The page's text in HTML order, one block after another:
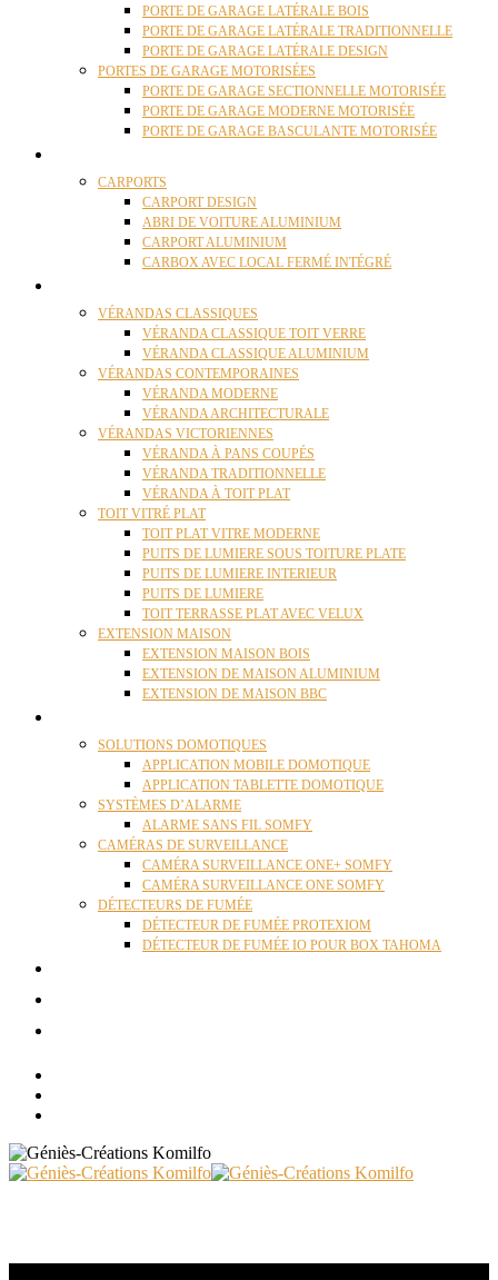
PORTE DE GARAGE LATÉRALE BOIS
PORTE DE GARAGE LATÉRALE TRADITIONNELLE
PORTE DE GARAGE LATÉRALE DESIGN
PORTES DE GARAGE MOTORISÉES
PORTE DE GARAGE SECTIONNELLE MOTORISÉE
PORTE DE GARAGE MODERNE MOTORISÉE
PORTE DE GARAGE BASCULANTE MOTORISÉE
CARPORTS
CARPORT DESIGN
ABRI DE VOITURE ALUMINIUM
CARPORT ALUMINIUM
CARBOX AVEC LOCAL FERMÉ INTÉGRÉ
VÉRANDAS CLASSIQUES
VÉRANDA CLASSIQUE TOIT VERRE
VÉRANDA CLASSIQUE ALUMINIUM
VÉRANDAS CONTEMPORAINES
VÉRANDA MODERNE
VÉRANDA ARCHITECTURALE
VÉRANDAS VICTORIENNES
VÉRANDA À PANS COUPÉS
VÉRANDA TRADITIONNELLE
VÉRANDA À TOIT PLAT
TOIT VITRÉ PLAT
TOIT PLAT VITRE MODERNE
PUITS DE LUMIERE SOUS TOITURE PLATE
PUITS DE LUMIERE INTERIEUR
PUITS DE LUMIERE
TOIT TERRASSE PLAT AVEC VELUX
EXTENSION MAISON
EXTENSION MAISON BOIS
EXTENSION DE MAISON ALUMINIUM
EXTENSION DE MAISON BBC
SOLUTIONS DOMOTIQUES
APPLICATION MOBILE DOMOTIQUE
APPLICATION TABLETTE DOMOTIQUE
SYSTÈMES D’ALARME
ALARME SANS FIL SOMFY
CAMÉRAS DE SURVEILLANCE
CAMÉRA SURVEILLANCE ONE+ SOMFY
CAMÉRA SURVEILLANCE ONE SOMFY
DÉTECTEURS DE FUMÉE
DÉTECTEUR DE FUMÉE PROTEXIOM
DÉTECTEUR DE FUMÉE IO POUR BOX TAHOMA